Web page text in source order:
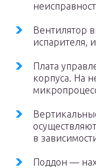
Вентилятор
испарителя,
Плата
корпуса. На
в
Поддон —